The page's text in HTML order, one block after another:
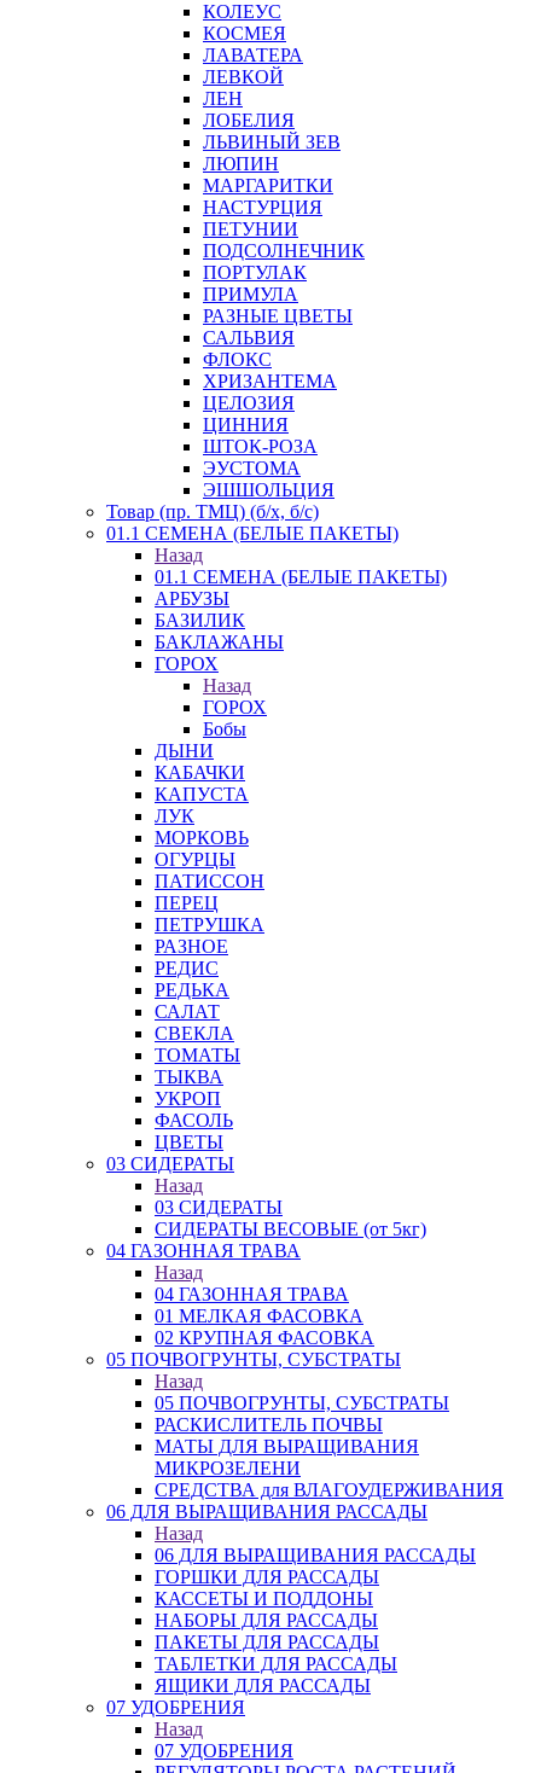
КОЛЕУС
КОСМЕЯ
ЛАВАТЕРА
ЛЕВКОЙ
ЛЕН
ЛОБЕЛИЯ
ЛЬВИНЫЙ ЗЕВ
ЛЮПИН
МАРГАРИТКИ
НАСТУРЦИЯ
ПЕТУНИИ
ПОДСОЛНЕЧНИК
ПОРТУЛАК
ПРИМУЛА
РАЗНЫЕ ЦВЕТЫ
САЛЬВИЯ
ФЛОКС
ХРИЗАНТЕМА
ЦЕЛОЗИЯ
ЦИННИЯ
ШТОК-РОЗА
ЭУСТОМА
ЭШШОЛЬЦИЯ
Товар (пр. ТМЦ) (б/х, б/с)
01.1 СЕМЕНА (БЕЛЫЕ ПАКЕТЫ)
Назад
01.1 СЕМЕНА (БЕЛЫЕ ПАКЕТЫ)
АРБУЗЫ
БАЗИЛИК
БАКЛАЖАНЫ
ГОРОХ
Назад
ГОРОХ
Бобы
ДЫНИ
КАБАЧКИ
КАПУСТА
ЛУК
МОРКОВЬ
ОГУРЦЫ
ПАТИССОН
ПЕРЕЦ
ПЕТРУШКА
РАЗНОЕ
РЕДИС
РЕДЬКА
САЛАТ
СВЕКЛА
ТОМАТЫ
ТЫКВА
УКРОП
ФАСОЛЬ
ЦВЕТЫ
03 СИДЕРАТЫ
Назад
03 СИДЕРАТЫ
СИДЕРАТЫ ВЕСОВЫЕ (от 5кг)
04 ГАЗОННАЯ ТРАВА
Назад
04 ГАЗОННАЯ ТРАВА
01 МЕЛКАЯ ФАСОВКА
02 КРУПНАЯ ФАСОВКА
05 ПОЧВОГРУНТЫ, СУБСТРАТЫ
Назад
05 ПОЧВОГРУНТЫ, СУБСТРАТЫ
РАСКИСЛИТЕЛЬ ПОЧВЫ
МАТЫ ДЛЯ ВЫРАЩИВАНИЯ
МИКРОЗЕЛЕНИ
СРЕДСТВА для ВЛАГОУДЕРЖИВАНИЯ
06 ДЛЯ ВЫРАЩИВАНИЯ РАССАДЫ
Назад
06 ДЛЯ ВЫРАЩИВАНИЯ РАССАДЫ
ГОРШКИ ДЛЯ РАССАДЫ
КАССЕТЫ И ПОДДОНЫ
НАБОРЫ ДЛЯ РАССАДЫ
ПАКЕТЫ ДЛЯ РАССАДЫ
ТАБЛЕТКИ ДЛЯ РАССАДЫ
ЯЩИКИ ДЛЯ РАССАДЫ
07 УДОБРЕНИЯ
Назад
07 УДОБРЕНИЯ